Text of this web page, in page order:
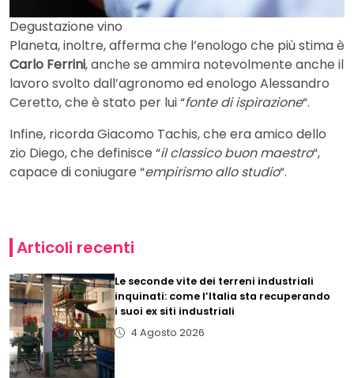
Degustazione vino
Planeta, inoltre, afferma che l’enologo che più stima è
Carlo Ferrini, anche se ammira notevolmente anche il
lavoro svolto dall’agronomo ed enologo Alessandro
Ceretto, che è stato per lui “fonte di ispirazione“.
Infine, ricorda Giacomo Tachis, che era amico dello
zio Diego, che definisce “il classico buon maestro“,
capace di coniugare “empirismo allo studio“.
Articoli recenti
Le seconde vite dei terreni industriali
inquinati: come l’Italia sta recuperando
i suoi ex siti industriali
4 Agosto 2026